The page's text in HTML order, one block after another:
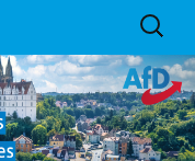
Suchen
nach: